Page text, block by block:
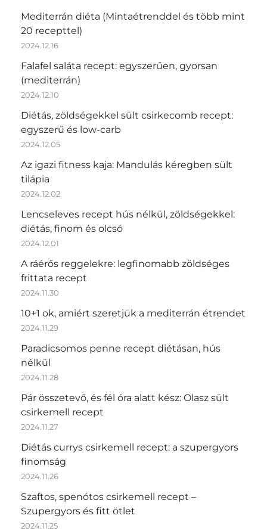
Mediterrán diéta (Mintaétrenddel és több mint
20 recepttel)
2024.12.16
Falafel saláta recept: egyszerűen, gyorsan
(mediterrán)
2024.12.10
Diétás, zöldségekkel sült csirkecomb recept:
egyszerű és low-carb
2024.12.05
Az igazi fitness kaja: Mandulás kéregben sült
tilápia
2024.12.02
Lencseleves recept hús nélkül, zöldségekkel:
diétás, finom és olcsó
2024.12.01
A ráérős reggelekre: legfinomabb zöldséges
frittata recept
2024.11.30
10+1 ok, amiért szeretjük a mediterrán étrendet
2024.11.29
Paradicsomos penne recept diétásan, hús
nélkül
2024.11.28
Pár összetevő, és fél óra alatt kész: Olasz sült
csirkemell recept
2024.11.27
Diétás currys csirkemell recept: a szupergyors
finomság
2024.11.26
Szaftos, spenótos csirkemell recept –
Szupergyors és fitt ötlet
2024.11.25